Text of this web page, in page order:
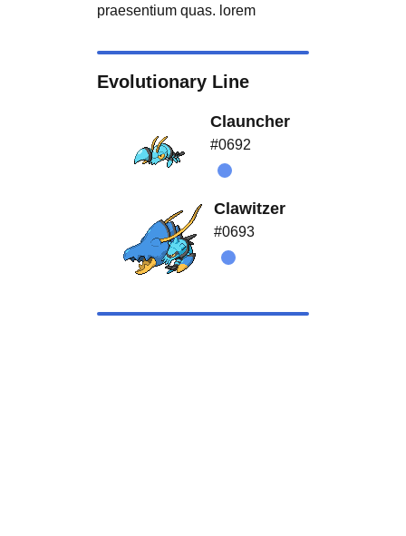
praesentium quas. lorem
Evolutionary Line
Clauncher
#0692
Clawitzer
#0693